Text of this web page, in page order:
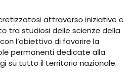
attraverso iniziative e
tra studiosi delle scienze della
l’obiettivo di favorire la
permanenti dedicate alla
su tutto il territorio nazionale.